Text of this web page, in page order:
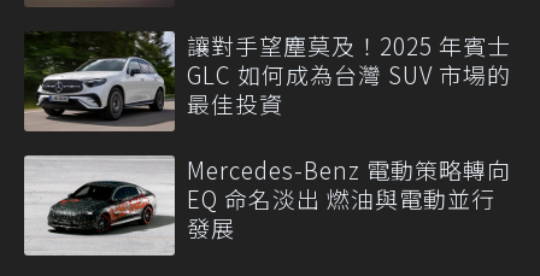
讓對手望塵莫及！2025 年賓士
GLC 如何成為台灣 SUV 市場的
最佳投資
Mercedes-Benz 電動策略轉向
EQ 命名淡出 燃油與電動並行
發展